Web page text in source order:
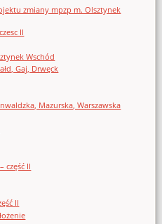
zmiany mpzp m. Olsztynek
II
Wschód
Gaj, Drwęck
Mazurska, Warszawska
część II
II